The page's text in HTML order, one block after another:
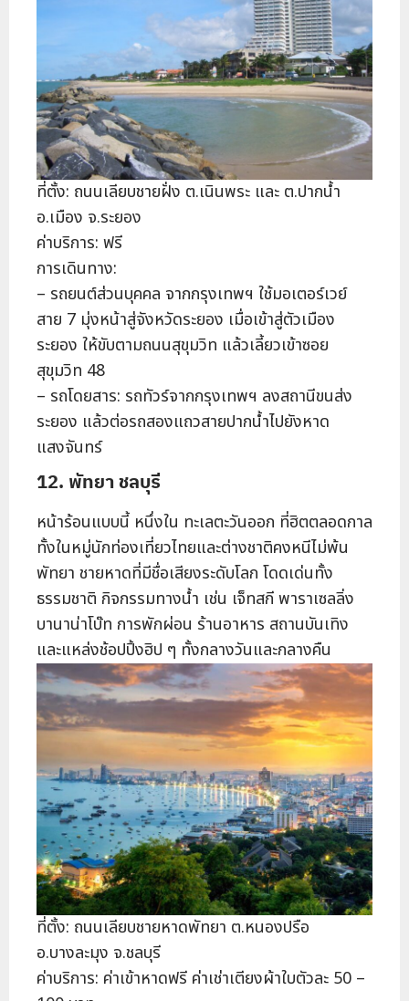
ที่ตั้ง: ถนนเลียบชายฝั่ง ต.เนินพระ และ ต.ปากน้ำ
อ.เมือง จ.ระยอง
ค่าบริการ: ฟรี
การเดินทาง:
– รถยนต์ส่วนบุคคล จากกรุงเทพฯ ใช้มอเตอร์เวย์
สาย 7 มุ่งหน้าสู่จังหวัดระยอง เมื่อเข้าสู่ตัวเมือง
ระยอง ให้ขับตามถนนสุขุมวิท แล้วเลี้ยวเข้าซอย
สุขุมวิท 48
– รถโดยสาร: รถทัวร์จากกรุงเทพฯ ลงสถานีขนส่ง
ระยอง แล้วต่อรถสองแถวสายปากน้ำไปยังหาด
แสงจันทร์
12. พัทยา ชลบุรี
หน้าร้อนแบบนี้ หนึ่งใน ทะเลตะวันออก ที่ฮิตตลอดกาล
ทั้งในหมู่นักท่องเที่ยวไทยและต่างชาติคงหนีไม่พ้น
พัทยา ชายหาดที่มีชื่อเสียงระดับโลก โดดเด่นทั้ง
ธรรมชาติ กิจกรรมทางน้ำ เช่น เจ็ทสกี พาราเซลลิ่ง
บานาน่าโบ๊ท การพักผ่อน ร้านอาหาร สถานบันเทิง
และแหล่งช้อปปิ้งฮิป ๆ ทั้งกลางวันและกลางคืน
ที่ตั้ง: ถนนเลียบชายหาดพัทยา ต.หนองปรือ
อ.บางละมุง จ.ชลบุรี
ค่าบริการ: ค่าเข้าหาดฟรี ค่าเช่าเตียงผ้าใบตัวละ 50 –